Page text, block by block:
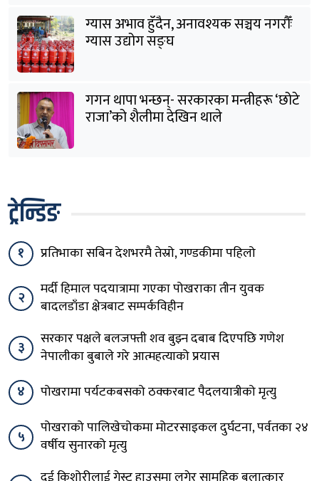
ग्यास अभाव हुँदैन, अनावश्यक सञ्चय नगरौँः
ग्यास उद्योग सङ्घ
गगन थापा भन्छन्- सरकारका मन्त्रीहरू ‘छोटे
राजा’को शैलीमा देखिन थाले
ट्रेन्डिङ
१ प्रतिभाका सबिन देशभरमै तेस्रो, गण्डकीमा पहिलो
२
मर्दी हिमाल पदयात्रामा गएका पोखराका तीन युवक
बादलडाँडा क्षेत्रबाट सम्पर्कविहीन
३
सरकार पक्षले बलजफ्ती शव बुझ्न दबाब दिएपछि गणेश
नेपालीका बुबाले गरे आत्महत्याको प्रयास
४
पोखरामा पर्यटकबसको ठक्करबाट पैदलयात्रीको मृत्यु
५
पोखराको पालिखेचोकमा मोटरसाइकल दुर्घटना, पर्वतका २४
वर्षीय सुनारको मृत्यु